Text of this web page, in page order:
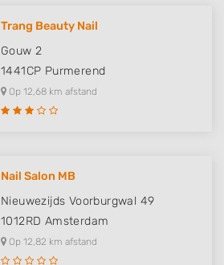
Trang Beauty Nail
Gouw 2
1441CP Purmerend
Op 12,68 km afstand
Nail Salon MB
Nieuwezijds Voorburgwal 49
1012RD Amsterdam
Op 12,82 km afstand